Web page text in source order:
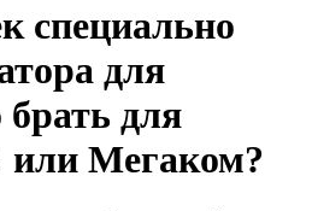
специально
для
брать для
Мегаком?